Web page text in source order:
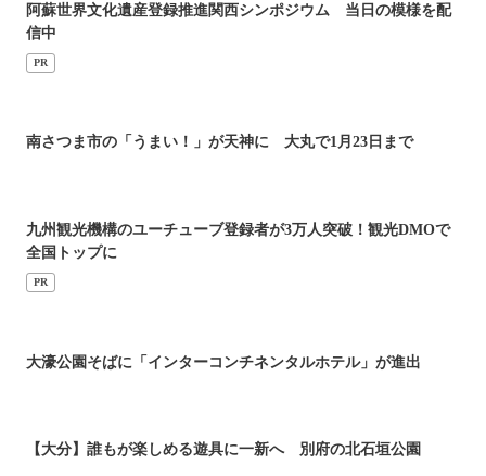
阿蘇世界文化遺産登録推進関西シンポジウム 当日の模様を配
信中
PR
南さつま市の「うまい！」が天神に 大丸で1月23日まで
九州観光機構のユーチューブ登録者が3万人突破！観光DMOで
全国トップに
PR
大濠公園そばに「インターコンチネンタルホテル」が進出
【大分】誰もが楽しめる遊具に一新へ 別府の北石垣公園